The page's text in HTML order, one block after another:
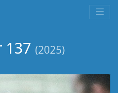
137 (2025)